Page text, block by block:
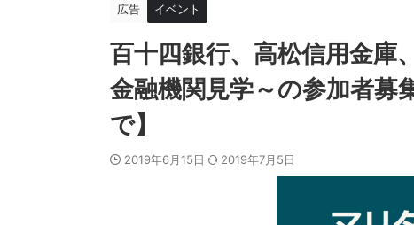
広告 イベント
百十四銀行、高松信用金庫
金融機関見学～の参加者募
で】
2019年6月15日 2019年7月5日